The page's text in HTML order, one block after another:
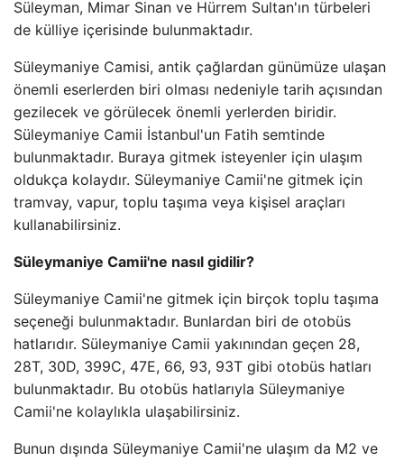
Süleyman, Mimar Sinan ve Hürrem Sultan'ın türbeleri
de külliye içerisinde bulunmaktadır.
Süleymaniye Camisi, antik çağlardan günümüze ulaşan
önemli eserlerden biri olması nedeniyle tarih açısından
gezilecek ve görülecek önemli yerlerden biridir.
Süleymaniye Camii İstanbul'un Fatih semtinde
bulunmaktadır. Buraya gitmek isteyenler için ulaşım
oldukça kolaydır. Süleymaniye Camii'ne gitmek için
tramvay, vapur, toplu taşıma veya kişisel araçları
kullanabilirsiniz.
Süleymaniye Camii'ne nasıl gidilir?
Süleymaniye Camii'ne gitmek için birçok toplu taşıma
seçeneği bulunmaktadır. Bunlardan biri de otobüs
hatlarıdır. Süleymaniye Camii yakınından geçen 28,
28T, 30D, 399C, 47E, 66, 93, 93T gibi otobüs hatları
bulunmaktadır. Bu otobüs hatlarıyla Süleymaniye
Camii'ne kolaylıkla ulaşabilirsiniz.
Bunun dışında Süleymaniye Camii'ne ulaşım da M2 ve